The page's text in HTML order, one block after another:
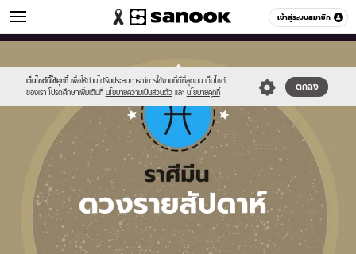
เข้าสู่ระบบสมาชิก
ดูดวง หมวดอื่นๆ
เว็บไซต์นี้ใช้คุกกี้ เพื่อให้ท่านได้รับประสบการณ์การใช้งานที่ดีที่สุดบน เว็บไซต์
ของเรา โปรดศึกษาเพิ่มเติมที่ นโยบายความเป็นส่วนตัว และ นโยบายคุกกี้
ตกลง
new-
sanook.png
horoscope-
pisces_zodia.jpg